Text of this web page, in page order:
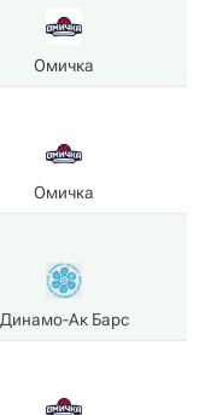
Омичка
Омичка
Динамо-Ак Барс